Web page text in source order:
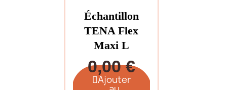
Échantillon
TENA Flex
Maxi L
0,00 €
Ajouter